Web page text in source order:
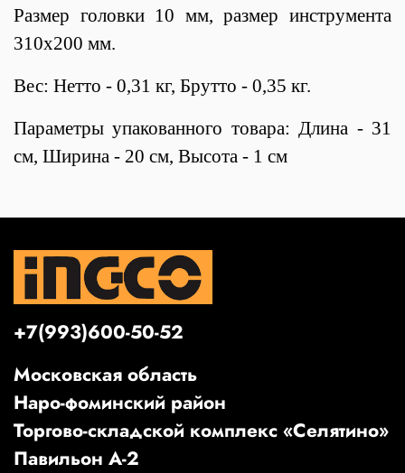
Размер головки 10 мм, размер инструмента
310х200 мм.
Вес: Нетто - 0,31 кг, Брутто - 0,35 кг.
Параметры упакованного товара: Длина - 31
см, Ширина - 20 см, Высота - 1 см
+7(993)600-50-52
Московская область
Наро-фоминский район
Торгово-складской комплекс «Селятино»
Павильон А-2